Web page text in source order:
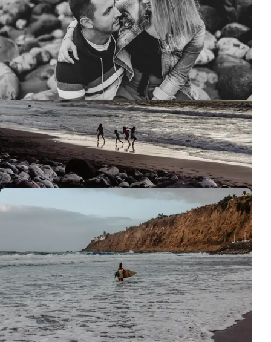
Playa del Socorro tiene algo especial. Tal vez sean esas olas
salvajes que nunca cesan, o quizás sea la belleza cruda del norte
de Tenerife que contrasta con los populares resorts del sur.